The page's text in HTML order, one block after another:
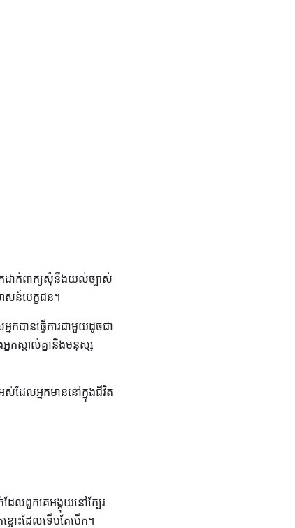
កដាក់ពាក្យសុំនឹងយល់ច្បាស់
ន៍បេក្ខជន។
កបានធ្វើការជាមួយដូចជា
អ្នកស្គាល់គ្នានិងមនុស្ស
ដែលអ្នកមាននៅក្នុងជីវិត
ដែលពួកគេអង្គុយនៅក្បែរ
ោះដែលទើបតែបើក។